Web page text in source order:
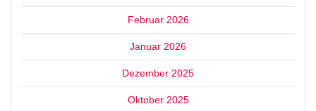
Februar 2026
Januar 2026
Dezember 2025
Oktober 2025